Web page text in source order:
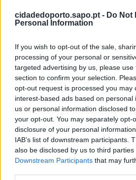
cidadedoporto.sapo.pt - Do Not
Personal Information
If you wish to opt-out of the sale,
processing of your personal or
targeted advertising by us, please
section to confirm your selection.
opt-out request is processed you may
interest-based ads based on personal
us or personal information disclosed
your opt-out. You may separately opt-
disclosure of your personal
IAB’s list of downstream participants.
also be disclosed by us to third parties
Downstream Participants that may
Fonte/Foto: CM Porto
Partilhar nas redes